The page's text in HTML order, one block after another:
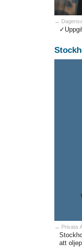
→
→ Privata
att